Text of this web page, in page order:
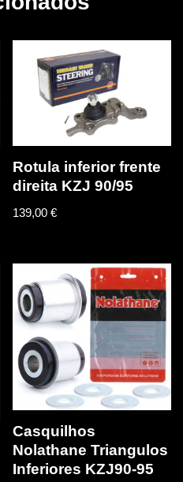
Rotula inferior frente
direita KZJ 90/95
139,00€
Casquilhos
Nolathane Triangulos
Inferiores KZJ90-95